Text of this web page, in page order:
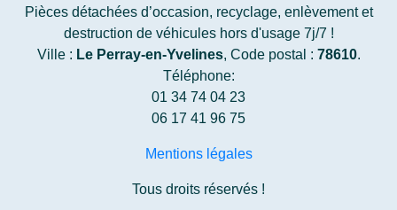
Pièces détachées d’occasion, recyclage, enlèvement et
destruction de véhicules hors d'usage 7j/7 !
Ville : Le Perray-en-Yvelines, Code postal : 78610.
Téléphone:
01 34 74 04 23
06 17 41 96 75
Mentions légales
Tous droits réservés !